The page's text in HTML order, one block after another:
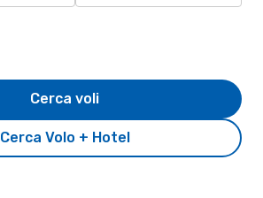
Cerca Volo + Hotel
Cerca voli